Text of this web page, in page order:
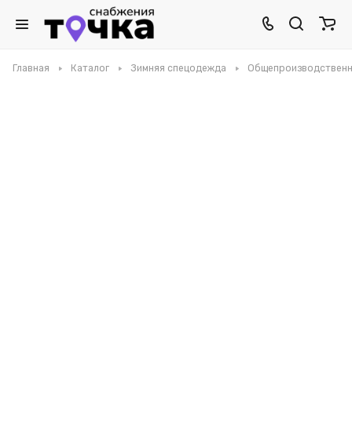
Главная Каталог Зимняя спецодежда